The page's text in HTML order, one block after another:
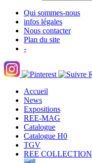
Qui sommes-nous
infos légales
Nous contacter
Plan du site
-
Accueil
News
Expositions
REE-MAG
Catalogue
Catalogue H0
TGV
REE COLLECTION